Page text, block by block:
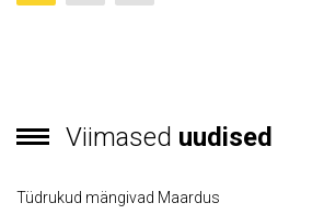
Viimased uudised
Tüdrukud mängivad Maardus